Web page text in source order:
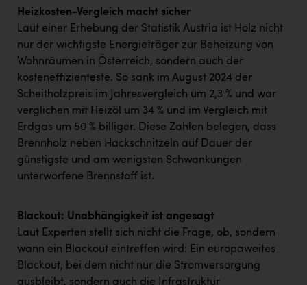
Heizkosten-Vergleich macht sicher
Laut einer Erhebung der Statistik Austria ist Holz nicht
nur der wichtigste Energieträger zur Beheizung von
Wohnräumen in Österreich, sondern auch der
kosteneffizienteste. So sank im August 2024 der
Scheitholzpreis im Jahresvergleich um 2,3 % und war
verglichen mit Heizöl um 34 % und im Vergleich mit
Erdgas um 50 % billiger. Diese Zahlen belegen, dass
Brennholz neben Hackschnitzeln auf Dauer der
günstigste und am wenigsten Schwankungen
unterworfene Brennstoff ist.
Blackout: Unabhängigkeit ist angesagt
Laut Experten stellt sich nicht die Frage, ob, sondern
wann ein Blackout eintreffen wird: Ein europaweites
Blackout, bei dem nicht nur die Stromversorgung
ausbleibt, sondern auch die Infrastruktur